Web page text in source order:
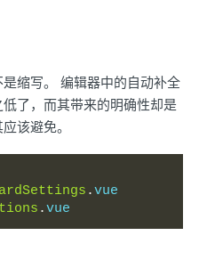
缩写。 编辑器中的自动补全
了，而其带来的明确性却是
该避免。
.vue
.vue